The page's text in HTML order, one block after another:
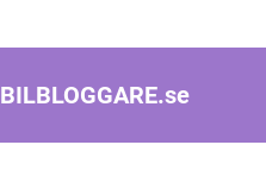
BILBLOGGARE.se